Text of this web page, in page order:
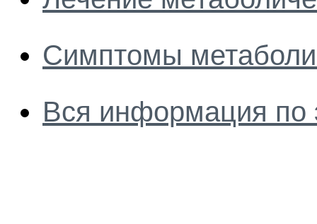
Симптомы
Вся информация по